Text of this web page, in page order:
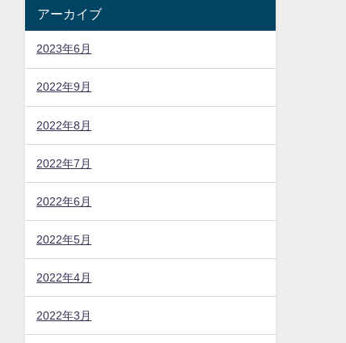
アーカイブ
2023年6月
2022年9月
2022年8月
2022年7月
2022年6月
2022年5月
2022年4月
2022年3月